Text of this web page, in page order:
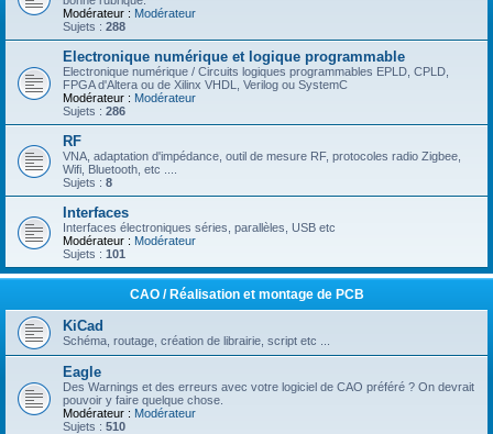
Modérateur : Modérateur
Sujets : 288
Electronique numérique et logique programmable
Electronique numérique / Circuits logiques programmables EPLD, CPLD,
FPGA d'Altera ou de Xilinx VHDL, Verilog ou SystemC
Modérateur : Modérateur
Sujets : 286
RF
VNA, adaptation d'impédance, outil de mesure RF, protocoles radio Zigbee,
Wifi, Bluetooth, etc ....
Sujets : 8
Interfaces
Interfaces électroniques séries, parallèles, USB etc
Modérateur : Modérateur
Sujets : 101
CAO / Réalisation et montage de PCB
KiCad
Schéma, routage, création de librairie, script etc ...
Eagle
Des Warnings et des erreurs avec votre logiciel de CAO préféré ? On devrait
pouvoir y faire quelque chose.
Modérateur : Modérateur
Sujets : 510